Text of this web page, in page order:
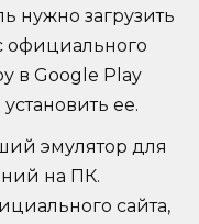
нужно загрузить
официального
в Google Play
ее.
эмулятор для
на ПК.
сайта,